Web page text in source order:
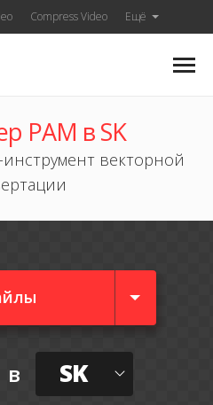
Compress Video Ещё
PAM в SK
векторной
в SK